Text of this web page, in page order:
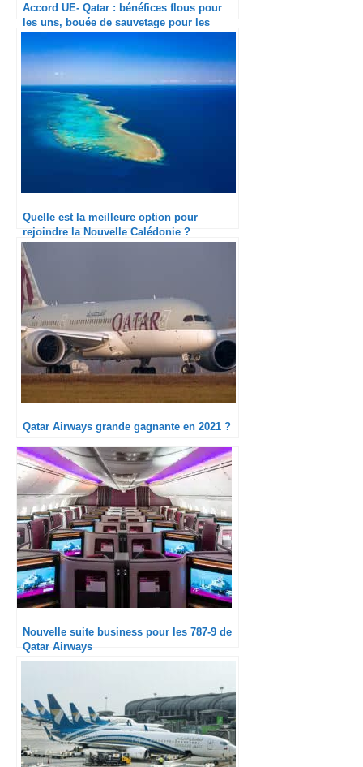
Accord UE- Qatar : bénéfices flous pour
les uns, bouée de sauvetage pour les
Quelle est la meilleure option pour
rejoindre la Nouvelle Calédonie ?
Qatar Airways grande gagnante en 2021 ?
Nouvelle suite business pour les 787-9 de
Qatar Airways